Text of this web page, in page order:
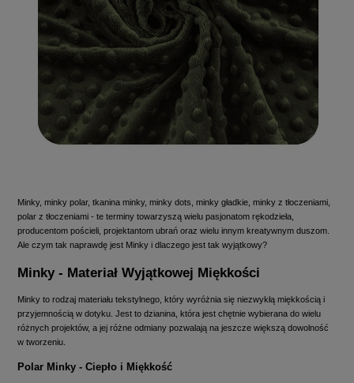
Minky, minky polar, tkanina minky, minky dots, minky gładkie, minky z tłoczeniami,
polar z tłoczeniami - te terminy towarzyszą wielu pasjonatom rękodzieła,
producentom pościeli, projektantom ubrań oraz wielu innym kreatywnym duszom.
Ale czym tak naprawdę jest Minky i dlaczego jest tak wyjątkowy?
Minky - Materiał Wyjątkowej Miękkości
Minky to rodzaj materiału tekstylnego, który wyróżnia się niezwykłą miękkością i
przyjemnością w dotyku. Jest to dzianina, która jest chętnie wybierana do wielu
różnych projektów, a jej różne odmiany pozwalają na jeszcze większą dowolność
w tworzeniu.
Polar Minky - Ciepło i Miękkość